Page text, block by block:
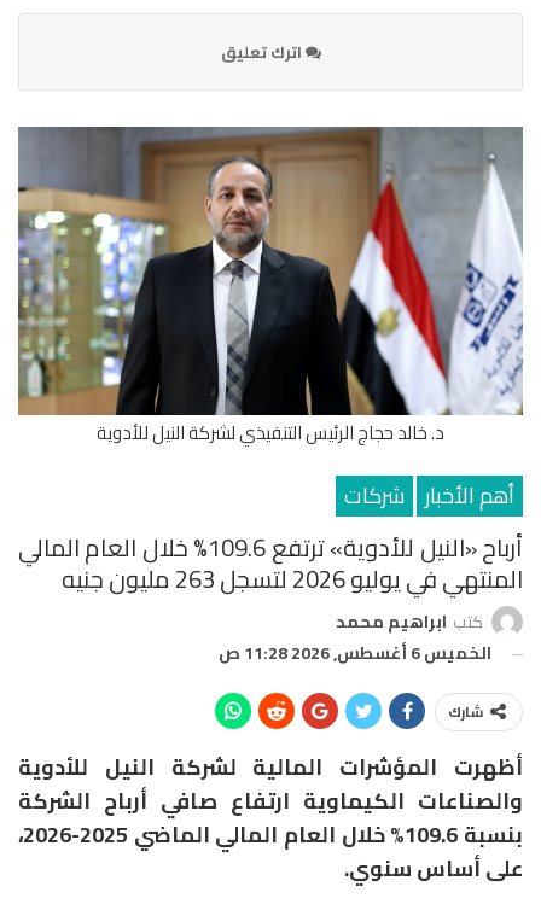
اترك تعليق
د. خالد حجاج الرئيس التنفيذي لشركة النيل للأدوية
أهم الأخبار شركات
أرباح «النيل للأدوية» ترتفع 109.6% خلال العام المالي
المنتهي في يوليو 2026 لتسجل 263 مليون جنيه
كتب ابراهيم محمد
الخميس 6 أغسطس, 2026 11:28 ص
شارك
أظهرت المؤشرات المالية لشركة النيل للأدوية
والصناعات الكيماوية ارتفاع صافي أرباح الشركة
بنسبة 109.6% خلال العام المالي الماضي 2025-2026،
على أساس سنوي.